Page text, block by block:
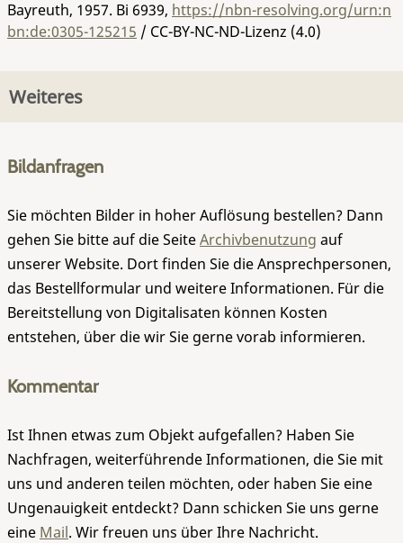
Bayreuth, 1957. Bi 6939, https://nbn-resolving.org/urn:n
bn:de:0305-125215 / CC-BY-NC-ND-Lizenz (4.0)
Weiteres
Bildanfragen
Sie möchten Bilder in hoher Auflösung bestellen? Dann
gehen Sie bitte auf die SeiteArchivbenutzung auf
unserer Website. Dort finden Sie die Ansprechpersonen,
das Bestellformular und weitere Informationen. Für die
Bereitstellung von Digitalisaten können Kosten
entstehen, über die wir Sie gerne vorab informieren.
Kommentar
Ist Ihnen etwas zum Objekt aufgefallen? Haben Sie
Nachfragen, weiterführende Informationen, die Sie mit
uns und anderen teilen möchten, oder haben Sie eine
Ungenauigkeit entdeckt? Dann schicken Sie uns gerne
eine Mail. Wir freuen uns über Ihre Nachricht.